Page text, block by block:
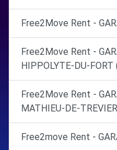
Free2Move Rent -
Free2Move Rent -
HIPPOLYTE-DU-FORT
Free2Move Rent -
MATHIEU-DE-
Free2move Rent -